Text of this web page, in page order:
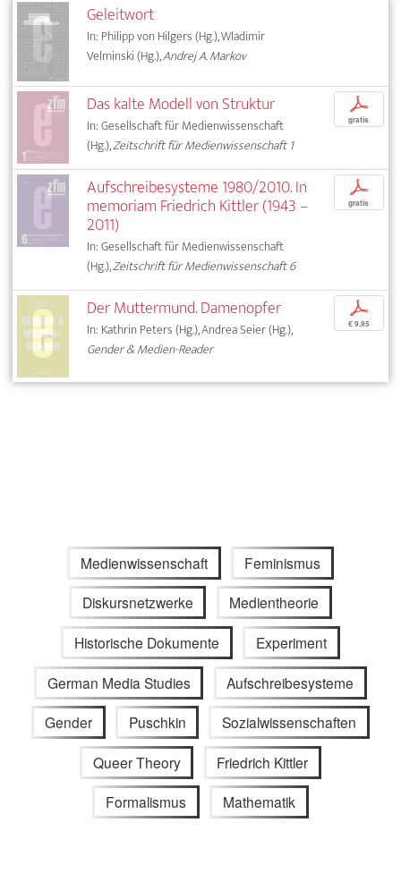
Geleitwort
In: Philipp von Hilgers (Hg.), Wladimir
Velminski (Hg.),Andrej A. Markov
Das kalte Modell von Struktur
In: Gesellschaft für Medienwissenschaft
(Hg.),Zeitschrift für Medienwissenschaft 1
p
gratis
Aufschreibesysteme 1980/2010. In
memoriam Friedrich Kittler (1943 –
2011)
In: Gesellschaft für Medienwissenschaft
(Hg.),Zeitschrift für Medienwissenschaft 6
p
gratis
Der Muttermund. Damenopfer
In: Kathrin Peters (Hg.), Andrea Seier (Hg.),
Gender & Medien-Reader
p
€ 9,95
Medienwissenschaft Feminismus
Diskursnetzwerke Medientheorie
Historische Dokumente Experiment
German Media Studies Aufschreibesysteme
Gender Puschkin Sozialwissenschaften
Queer Theory Friedrich Kittler
Formalismus Mathematik